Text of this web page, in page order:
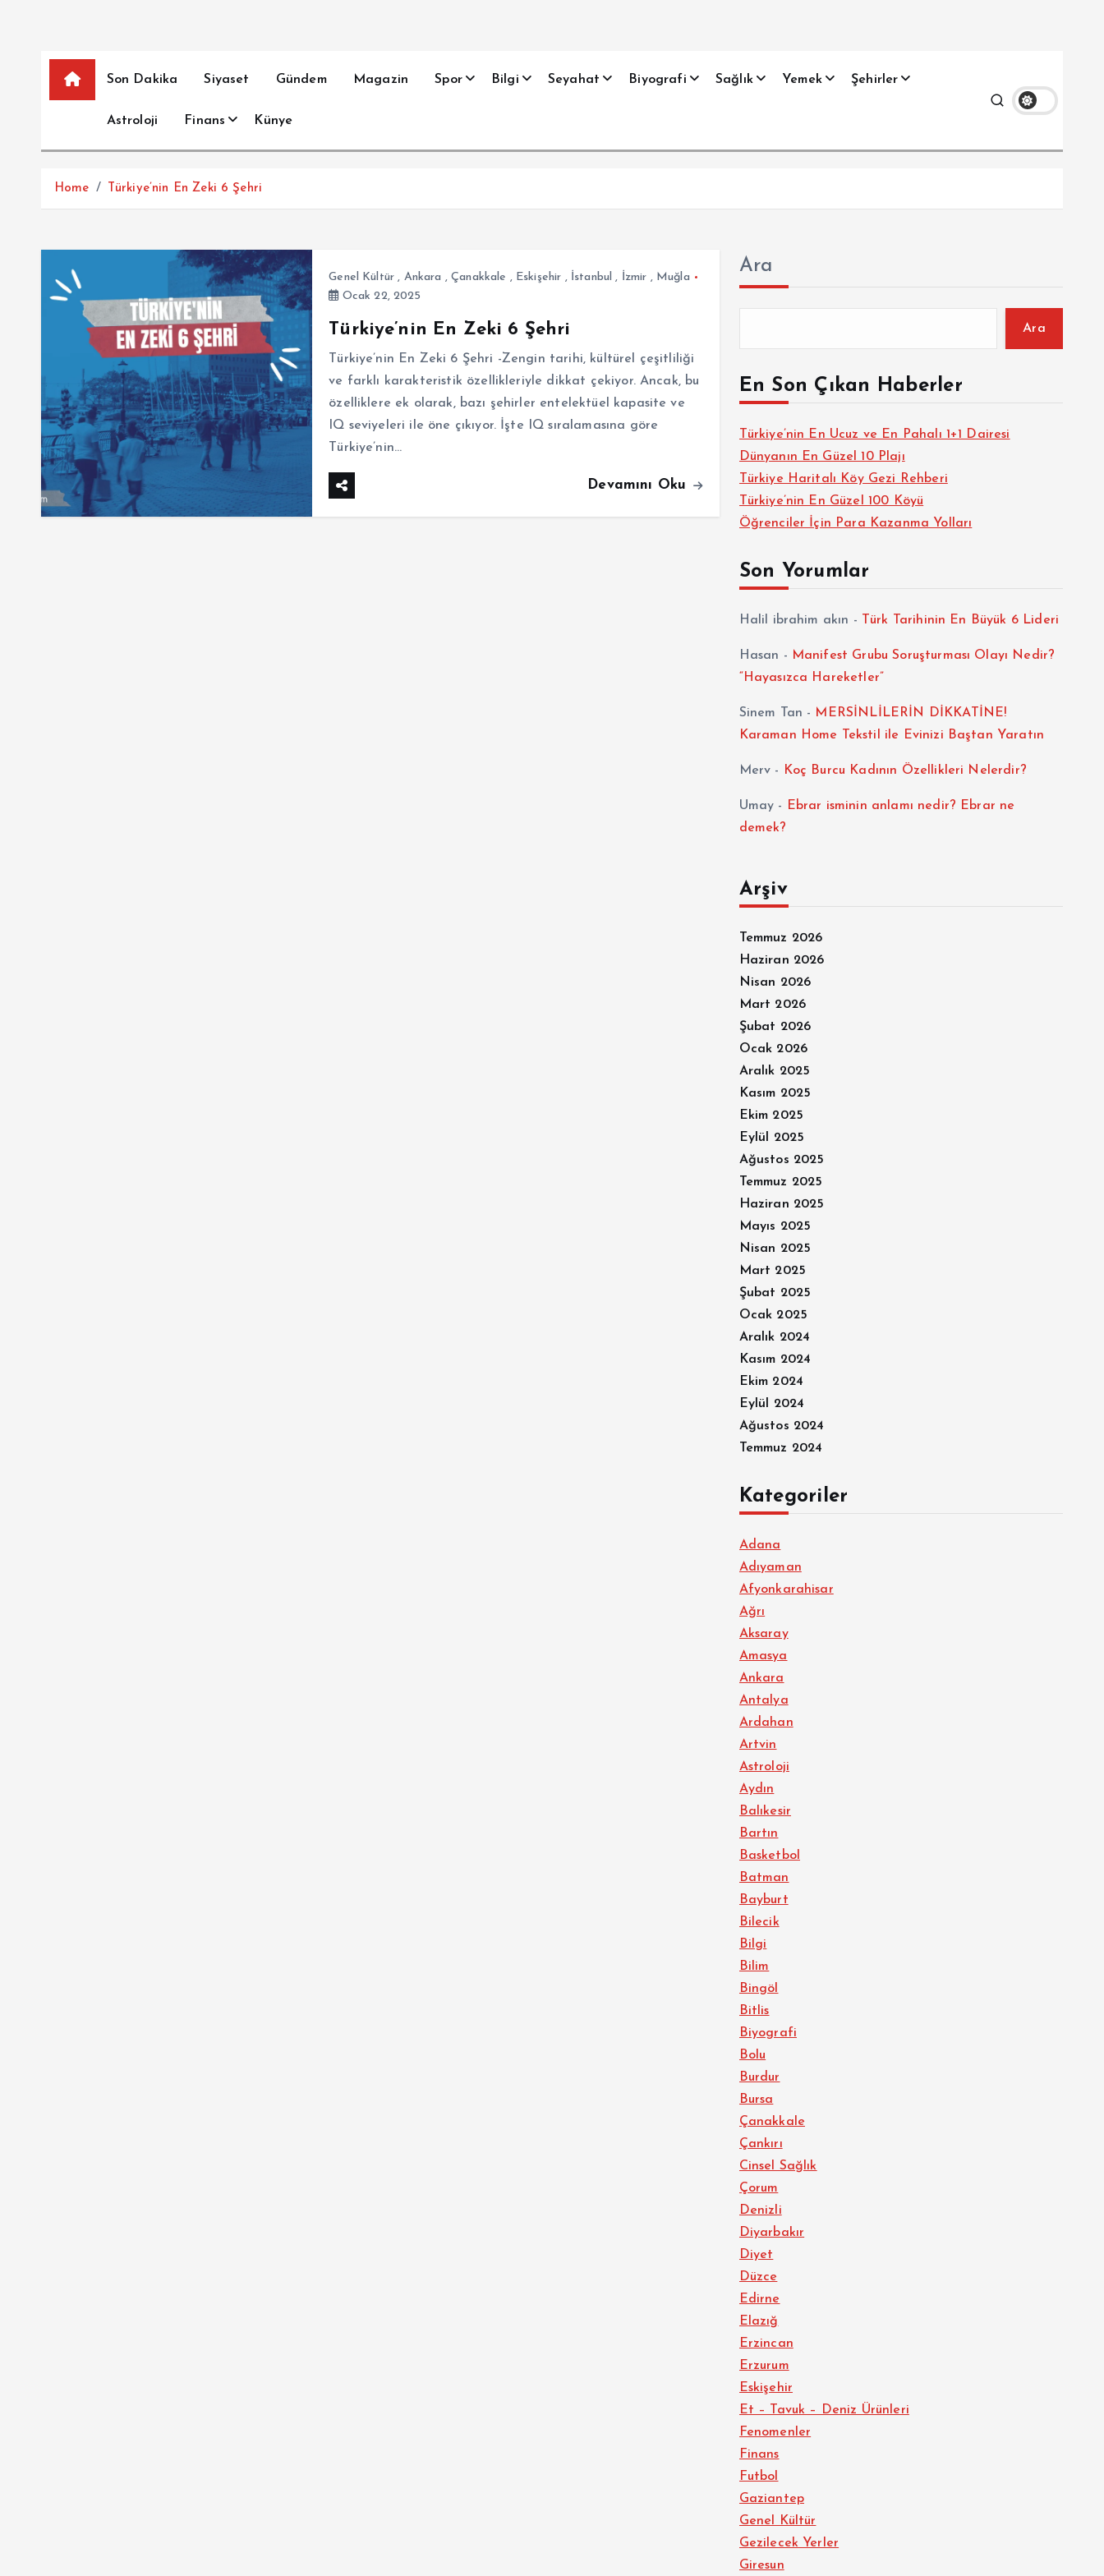
Son Dakika Siyaset Gündem Magazin Spor Bilgi Seyahat Biyografi Sağlık Yemek Şehirler
Astroloji Finans Künye
Home Türkiye’nin En Zeki 6 Şehri
Genel Kültür , Ankara ,Çanakkale , Eskişehir , İstanbul , İzmir , Muğla
Ocak 22, 2025
Türkiye’nin En Zeki 6 Şehri
Türkiye’nin En Zeki 6 Şehri -Zengin tarihi, kültürel çeşitliliği
ve farklı karakteristik özellikleriyle dikkat çekiyor. Ancak, bu
özelliklere ek olarak, bazı şehirler entelektüel kapasite ve
IQ seviyeleri ile öne çıkıyor. İşte IQ sıralamasına göre
Türkiye’nin…
Devamını Oku
Ara
Ara
En Son Çıkan Haberler
Türkiye’nin En Ucuz ve En Pahalı 1+1 Dairesi
Dünyanın En Güzel 10 Plajı
Türkiye Haritalı Köy Gezi Rehberi
Türkiye’nin En Güzel 100 Köyü
Öğrenciler İçin Para Kazanma Yolları
Son Yorumlar
Halil ibrahim akın - Türk Tarihinin En Büyük 6 Lideri
Hasan - Manifest Grubu Soruşturması Olayı Nedir?
“Hayasızca Hareketler”
Sinem Tan - MERSİNLİLERİN DİKKATİNE!
Karaman Home Tekstil ile Evinizi Baştan Yaratın
Merv - Koç Burcu Kadının Özellikleri Nelerdir?
Umay -
Ebrar isminin anlamı nedir? Ebrar ne
demek?
Arşiv
Temmuz 2026
Haziran 2026
Nisan 2026
Mart 2026
Şubat 2026
Ocak 2026
Aralık 2025
Kasım 2025
Ekim 2025
Eylül 2025
Ağustos 2025
Temmuz 2025
Haziran 2025
Mayıs 2025
Nisan 2025
Mart 2025
Şubat 2025
Ocak 2025
Aralık 2024
Kasım 2024
Ekim 2024
Eylül 2024
Ağustos 2024
Temmuz 2024
Kategoriler
Adana
Adıyaman
Afyonkarahisar
Ağrı
Aksaray
Amasya
Ankara
Antalya
Ardahan
Artvin
Astroloji
Aydın
Balıkesir
Bartın
Basketbol
Batman
Bayburt
Bilecik
Bilgi
Bilim
Bingöl
Bitlis
Biyografi
Bolu
Burdur
Bursa
Çanakkale
Çankırı
Cinsel Sağlık
Çorum
Denizli
Diyarbakır
Diyet
Düzce
Edirne
Elazığ
Erzincan
Erzurum
Eskişehir
Et – Tavuk – Deniz Ürünleri
Fenomenler
Finans
Futbol
Gaziantep
Genel Kültür
Gezilecek Yerler
Giresun